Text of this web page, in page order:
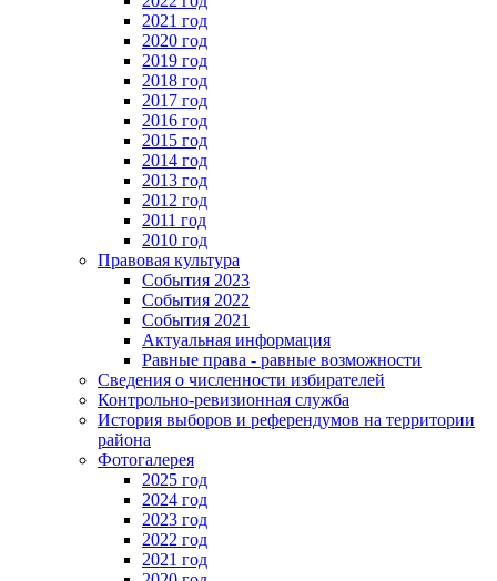
2021 год
2020 год
2019 год
2018 год
2017 год
2016 год
2015 год
2014 год
2013 год
2012 год
2011 год
2010 год
Правовая культура
События 2023
События 2022
События 2021
Актуальная информация
Равные права - равные возможности
Сведения о численности избирателей
Контрольно-ревизионная служба
История выборов и референдумов на территории
района
Фотогалерея
2025 год
2024 год
2023 год
2022 год
2021 год